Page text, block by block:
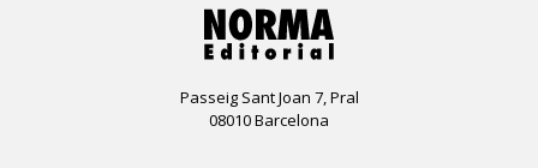
Passeig Sant Joan 7, Pral
08010 Barcelona